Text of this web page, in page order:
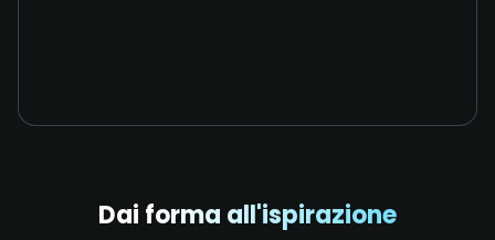
Dai forma all'ispirazione